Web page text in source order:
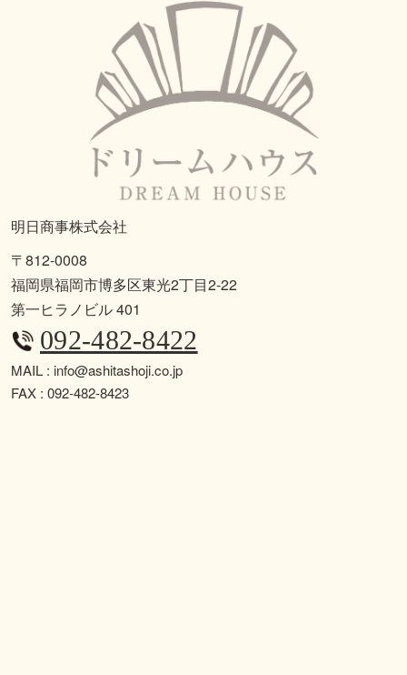
明日商事株式会社
〒812-0008
福岡県福岡市博多区東光2丁目2-22
第一ヒラノビル 401
092-482-8422
MAIL : info@ashitashoji.co.jp
FAX : 092-482-8423